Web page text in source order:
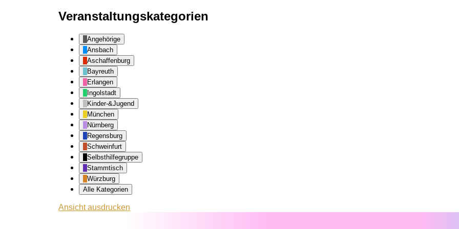
Veranstaltungskategorien
Angehörige
Ansbach
Aschaffenburg
Bayreuth
Erlangen
Ingolstadt
Kinder-&Jugend
München
Nürnberg
Regensburg
Schweinfurt
Selbsthilfegruppe
Stammtisch
Würzburg
Alle Kategorien
Ansichtausdrucken